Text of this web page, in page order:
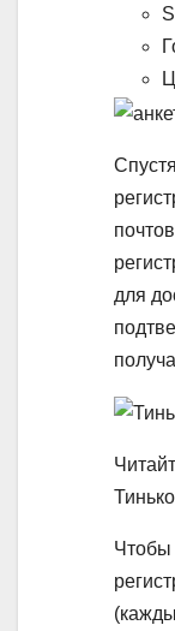
для
Чтобы